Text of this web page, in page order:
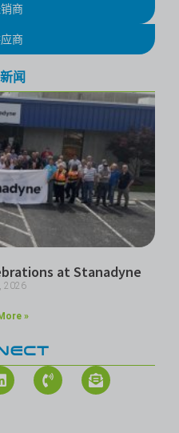
商
商
闻
at Stanadyne
2026
»